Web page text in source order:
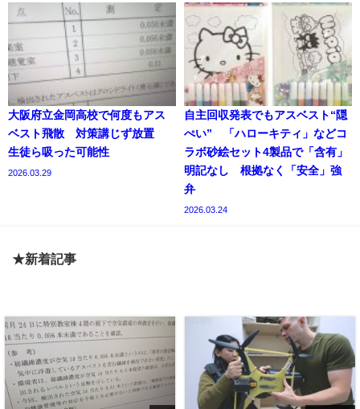
大阪府立金岡高校で何度もアス
ベスト飛散 対策講じず放置
生徒ら吸った可能性
2026.03.29
自主回収発表でもアスベスト“隠
ぺい” 「ハローキティ」などコ
ラボ砂絵セット4製品で「含有」
明記なし 根拠なく「安全」強
弁
2026.03.24
★新着記事